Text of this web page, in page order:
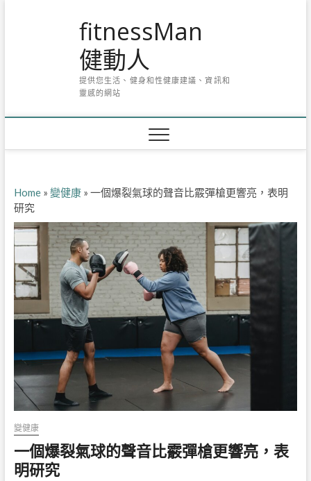
fitnessMan
健動人
提供您生活、健身和性健康建議、資訊和
靈感的網站
Home» 變健康» 一個爆裂氣球的聲音比霰彈槍更響亮，表明
研究
變健康
一個爆裂氣球的聲音比霰彈槍更響亮，表
明研究